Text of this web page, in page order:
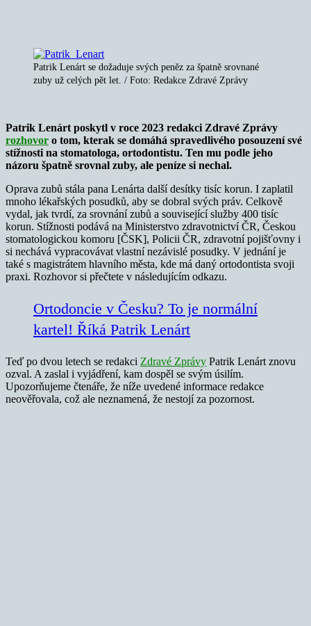
Patrik Lenárt se dožaduje svých peněz za špatně srovnané
zuby už celých pět let. / Foto: Redakce Zdravé Zprávy
Patrik Lenárt poskytl v roce 2023 redakci Zdravé Zprávy
rozhovor o tom, kterak se domáhá spravedlivého posouzení své
stížnosti na stomatologa, ortodontistu. Ten mu podle jeho
názoru špatně srovnal zuby, ale peníze si nechal.
Oprava zubů stála pana Lenárta další desítky tisíc korun. I zaplatil
mnoho lékařských posudků, aby se dobral svých práv. Celkově
vydal, jak tvrdí, za srovnání zubů a související služby 400 tisíc
korun. Stížnosti podává na Ministerstvo zdravotnictví ČR, Českou
stomatologickou komoru [ČSK], Policii ČR, zdravotní pojišťovny i
si nechává vypracovávat vlastní nezávislé posudky. V jednání je
také s magistrátem hlavního města, kde má daný ortodontista svoji
praxi. Rozhovor si přečtete v následujícím odkazu.
Ortodoncie v Česku? To je normální
kartel! Říká Patrik Lenárt
Teď po dvou letech se redakci Zdravé Zprávy Patrik Lenárt znovu
ozval. A zaslal i vyjádření, kam dospěl se svým úsilím.
Upozorňujeme čtenáře, že níže uvedené informace redakce
neověřovala, což ale neznamená, že nestojí za pozornost.